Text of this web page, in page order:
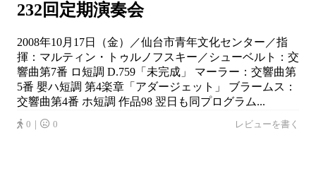
232回定期演奏会
2008年10月17日（金）／仙台市青年文化センター／指
揮：マルティン・トゥルノフスキー／シューベルト：交
響曲第7番 ロ短調 D.759「未完成」 マーラー：交響曲第
5番 嬰ハ短調 第4楽章「アダージェット」 ブラームス：
交響曲第4番 ホ短調 作品98 翌日も同プログラム...
0｜ 0 レビューを書く